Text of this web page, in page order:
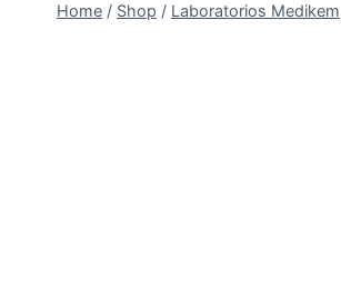
Home / Shop / Laboratorios Medikem